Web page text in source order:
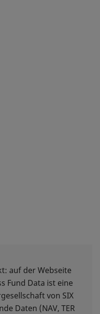
auf der Webseite
Fund Data ist eine
von SIX
Daten (NAV, TER